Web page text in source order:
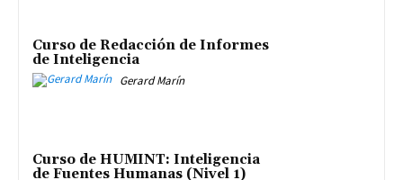
Curso de Redacción de Informes
de Inteligencia
Gerard Marín
Curso de HUMINT: Inteligencia
de Fuentes Humanas (Nivel 1)